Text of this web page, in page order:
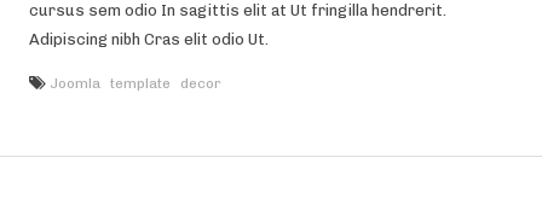
cursus sem odio In sagittis elit at Ut fringilla hendrerit.
Adipiscing nibh Cras elit odio Ut.
Joomla template decor